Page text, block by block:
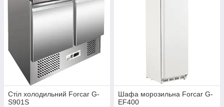
Стіл холодильний Forcar G-
S901S
Шафа морозильна Forcar G-
EF400